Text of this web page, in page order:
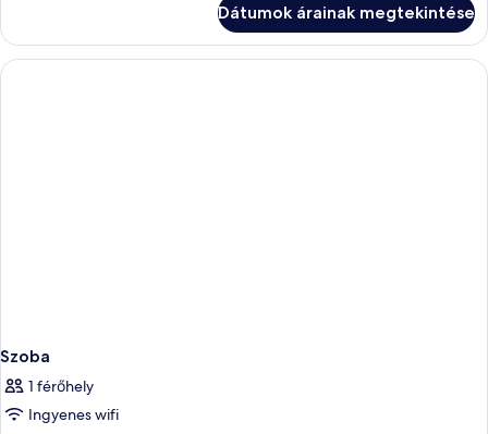
részletei
Dátumok árainak megtekintése
Szoba
1 férőhely
Ingyenes wifi